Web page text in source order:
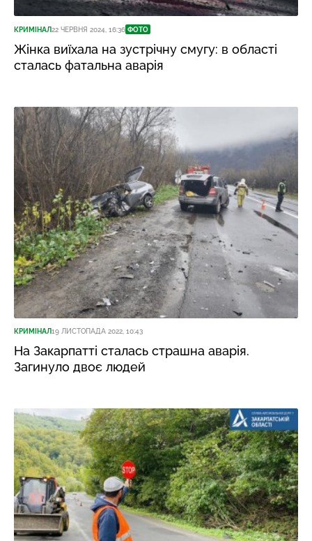
КРИМІНАЛ22 ЧЕРВНЯ 2024, 16:36 ФОТО
Жінка виїхала на зустрічну смугу: в області
сталась фатальна аварія
КРИМІНАЛ19 ЛИСТОПАДА 2022, 10:43
На Закарпатті сталась страшна аварія.
Загинуло двоє людей